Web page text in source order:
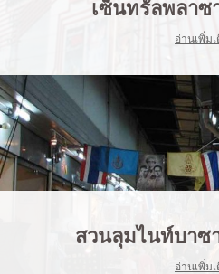
เซ็นทรัลพลาซ
อ่านเพิ่ม
สวนลุมไนท์บาซ
อ่านเพิ่ม